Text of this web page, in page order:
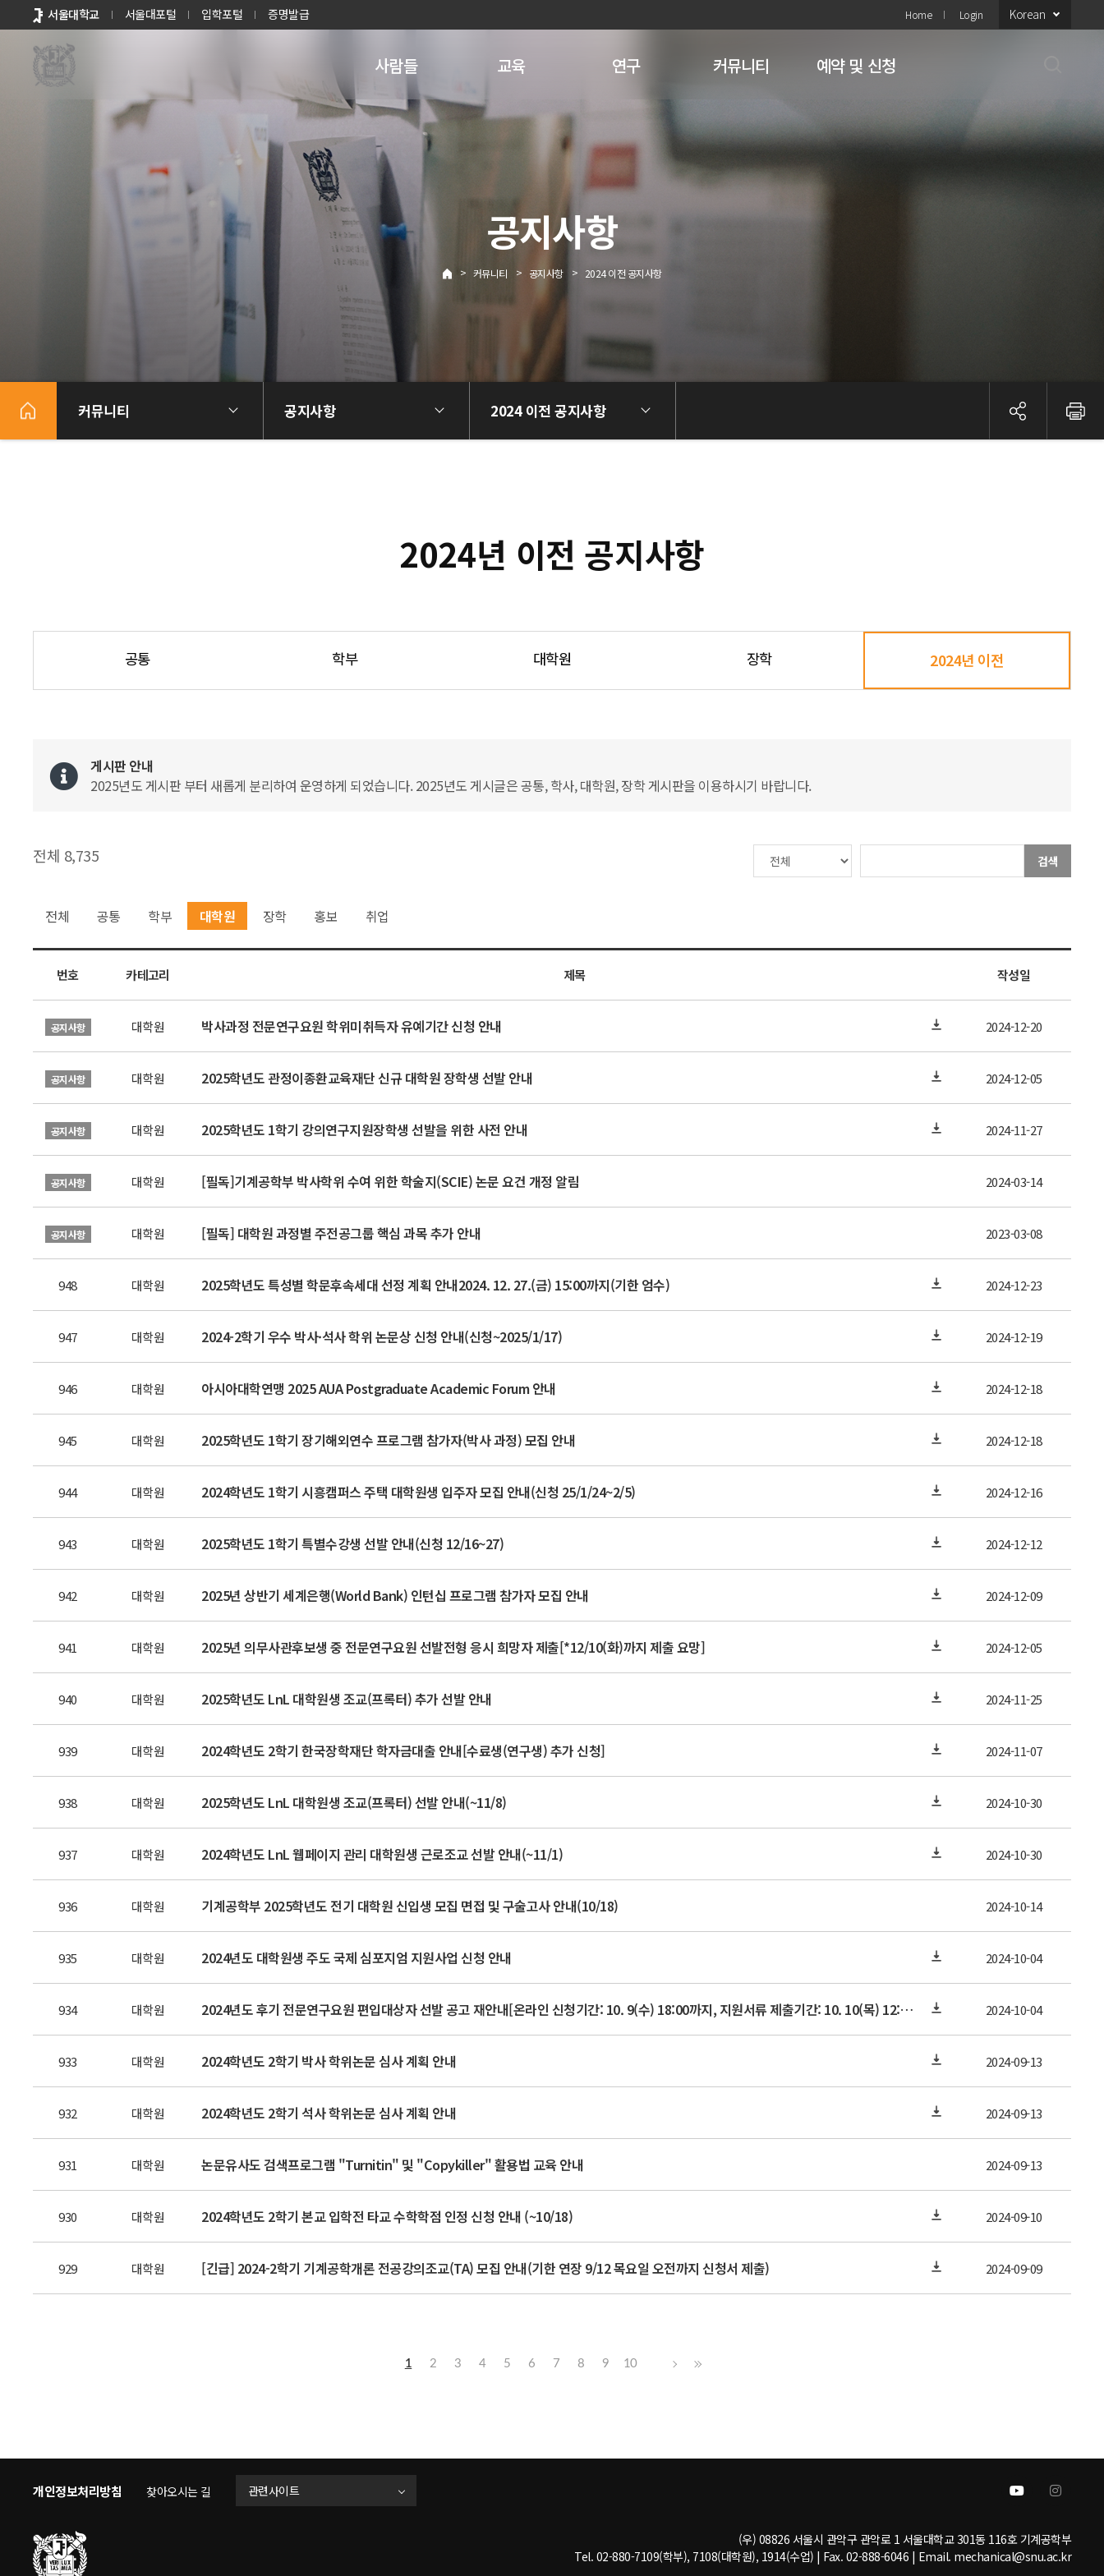
바로가기
메뉴
서울대학교 서울대포털 입학포털 증명발급 Home Login Korean
사람들 교육 연구 커뮤니티 예약 및 신청
공지사항
> 커뮤니티 > 공지사항 > 2024 이전 공지사항
커뮤니티 공지사항 2024 이전 공지사항
2024년 이전 공지사항
공통 학부 대학원 장학 2024년 이전
게시판 안내
2025년도 게시판 부터 새롭게 분리하여 운영하게 되었습니다. 2025년도 게시글은 공통, 학사, 대학원, 장학 게시판을 이용하시기 바랍니다.
전체 8,735 검색
전체 공통 학부 대학원 장학 홍보 취업
번호 카테고리 제목 작성일
공지사항 대학원 박사과정 전문연구요원 학위미취득자 유예기간 신청 안내 2024-12-20
공지사항 대학원 2025학년도 관정이종환교육재단 신규 대학원 장학생 선발 안내 2024-12-05
공지사항 대학원 2025학년도 1학기 강의연구지원장학생 선발을 위한 사전 안내 2024-11-27
공지사항 대학원 [필독]기계공학부 박사학위 수여 위한 학술지(SCIE) 논문 요건 개정 알림 2024-03-14
공지사항 대학원 [필독] 대학원 과정별 주전공그룹 핵심 과목 추가 안내 2023-03-08
948 대학원 2025학년도 특성별 학문후속세대 선정 계획 안내2024. 12. 27.(금) 15:00까지(기한 엄수) 2024-12-23
947 대학원 2024-2학기 우수 박사·석사 학위 논문상 신청 안내(신청~2025/1/17) 2024-12-19
946 대학원 아시아대학연맹 2025 AUA Postgraduate Academic Forum 안내 2024-12-18
945 대학원 2025학년도 1학기 장기해외연수 프로그램 참가자(박사 과정) 모집 안내 2024-12-18
944 대학원 2024학년도 1학기 시흥캠퍼스 주택 대학원생 입주자 모집 안내(신청 25/1/24~2/5) 2024-12-16
943 대학원 2025학년도 1학기 특별수강생 선발 안내(신청 12/16~27) 2024-12-12
942 대학원 2025년 상반기 세계은행(World Bank) 인턴십 프로그램 참가자 모집 안내 2024-12-09
941 대학원 2025년 의무사관후보생 중 전문연구요원 선발전형 응시 희망자 제출[*12/10(화)까지 제출 요망] 2024-12-05
940 대학원 2025학년도 LnL 대학원생 조교(프록터) 추가 선발 안내 2024-11-25
939 대학원 2024학년도 2학기 한국장학재단 학자금대출 안내[수료생(연구생) 추가 신청] 2024-11-07
938 대학원 2025학년도 LnL 대학원생 조교(프록터) 선발 안내(~11/8) 2024-10-30
937 대학원 2024학년도 LnL 웹페이지 관리 대학원생 근로조교 선발 안내(~11/1) 2024-10-30
936 대학원 기계공학부 2025학년도 전기 대학원 신입생 모집 면접 및 구술고사 안내(10/18) 2024-10-14
935 대학원 2024년도 대학원생 주도 국제 심포지엄 지원사업 신청 안내 2024-10-04
934 대학원 2024년도 후기 전문연구요원 편입대상자 선발 공고 재안내[온라인 신청기간: 10. 9(수) 18:00까지, 지원서류 제출기간: 10. 10(목) 12:00까지] 2024-10-04
933 대학원 2024학년도 2학기 박사 학위논문 심사 계획 안내 2024-09-13
932 대학원 2024학년도 2학기 석사 학위논문 심사 계획 안내 2024-09-13
931 대학원 논문유사도 검색프로그램 "Turnitin" 및 "Copykiller" 활용법 교육 안내 2024-09-13
930 대학원 2024학년도 2학기 본교 입학전 타교 수학학점 인정 신청 안내 (~10/18) 2024-09-10
929 대학원 [긴급] 2024-2학기 기계공학개론 전공강의조교(TA) 모집 안내(기한 연장 9/12 목요일 오전까지 신청서 제출) 2024-09-09
1 2 3 4 5 6 7 8 9 10
개인정보처리방침 찾아오시는 길 관련사이트
(우) 08826 서울시 관악구 관악로 1 서울대학교 301동 116호 기계공학부
Tel. 02-880-7109(학부), 7108(대학원), 1914(수업) | Fax. 02-888-6046 | Email. mechanical@snu.ac.kr